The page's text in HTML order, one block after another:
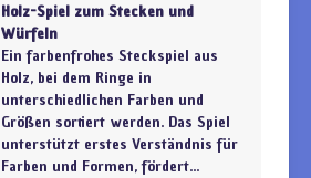
Holz-Spiel zum Stecken und
Würfeln
Ein farbenfrohes Steckspiel aus
Holz, bei dem Ringe in
unterschiedlichen Farben und
Größen sortiert werden. Das Spiel
unterstützt erstes Verständnis für
Farben und Formen, fördert...